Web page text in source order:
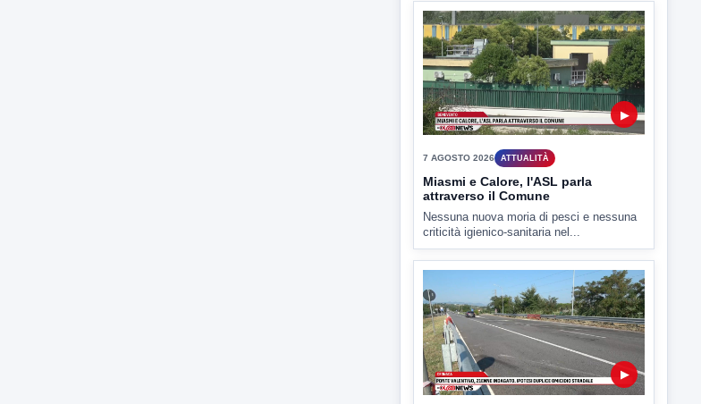
▶
7 AGOSTO 2026 SPORT BENEVENTO
Benevento Calcio: Le scelte di
Floro Flores per il debutto di Coppa
Italia
Il Benevento è pronto al debutto di Coppa
▶
7 AGOSTO 2026 ATTUALITÀ
Miasmi e Calore, l'ASL parla
attraverso il Comune